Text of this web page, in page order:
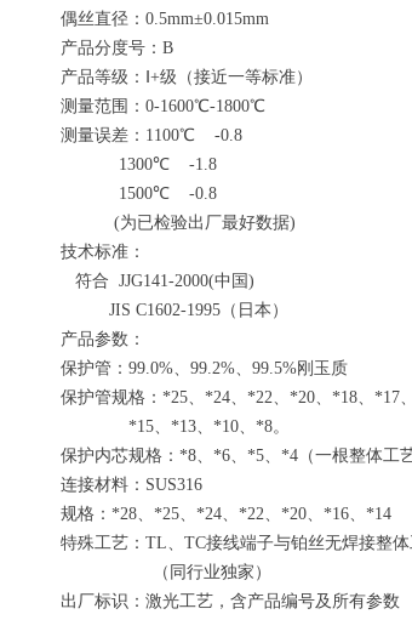
偶丝直径 ： 0.5mm±0.015mm
产品分度号 ： B
产品等级 ： +级（接近一等标准）
测量范围 ： 0-1600℃-1800℃
测量误差 ： 1100℃ -0.8
1300℃ -1.8
1500℃ -0.8
(为已检验出厂最好数据)
技术标准：
符合 JJG141-2000(中 国 )
JIS C1602-1995 （日本）
产品参数：
保护管 ： 99.0%、 99.2%、 99.5%刚玉质
保护管规格 ： *25、 *24、 *22、 *20、 *18、 *17、
*15、 *13、 *10、 *8。
保护内芯规格 ： *8、 *6、 *5、 *4 （一根整体工
连接材料 ： SUS316
规格 ： *28、 *25、 *24、 *22、 *20、 *16、 *14
特殊工艺 ： TL、 TC接线端子与铂丝无焊接整
（同行业独家）
出厂标识：激光工艺，含产品编号及所有参数